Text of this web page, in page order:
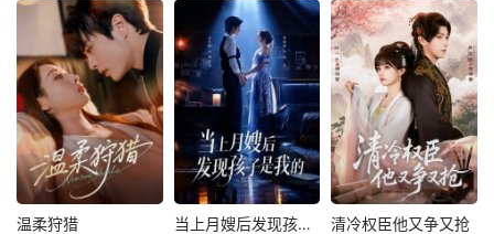
温柔狩猎 当上月嫂后发现孩子是我的 清冷权臣他又争又抢